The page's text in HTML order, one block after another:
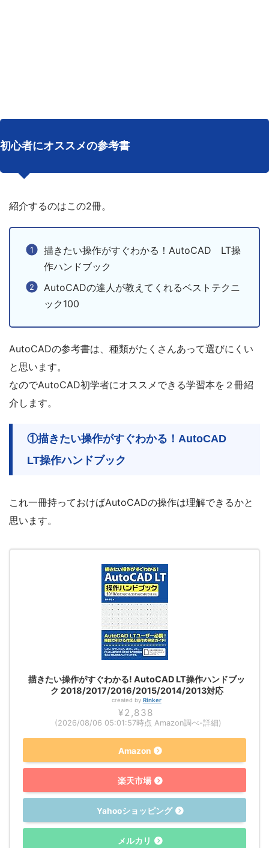
初心者にオススメの参考書
紹介するのはこの2冊。
描きたい操作がすぐわかる！AutoCAD LT操
作ハンドブック
AutoCADの達人が教えてくれるベストテクニ
ック100
AutoCADの参考書は、種類がたくさんあって選びにくい
と思います。
なのでAutoCAD初学者にオススメできる学習本を２冊紹
介します。
①描きたい操作がすぐわかる！AutoCAD
LT操作ハンドブック
これ一冊持っておけばAutoCADの操作は理解できるかと
思います。
描きたい操作がすぐわかる! AutoCAD LT操作ハンドブッ
ク 2018/2017/2016/2015/2014/2013対応
created by Rinker
¥2,838
(2026/08/06 05:01:57時点 Amazon調べ-詳細)
Amazon
楽天市場
Yahooショッピング
メルカリ